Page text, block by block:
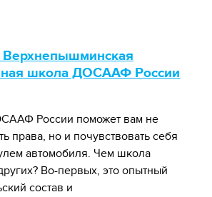
школа ДОСААФ России
России поможет вам не
права, но и почувствовать себя
автомобиля. Чем школа
Во-первых, это опытный
состав и